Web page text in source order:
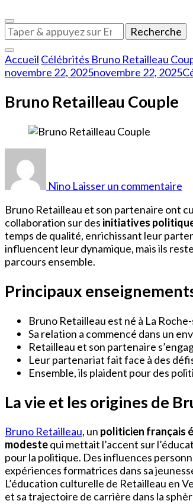
Vous
recherchiez
quelque
chose
?
Accueil Célébrités Bruno Retailleau
novembre 22, 2025novembre 22, 2025
Bruno Retailleau Couple
Nino Laisser un commentaire
Bruno Retailleau et son partenaire ont
collaboration sur des initiatives
temps de qualité, enrichissant leur
influencent leur dynamique, mais ils
parcours ensemble.
Principaux
Bruno Retailleau est né à La
Sa relation a commencé dans un
Retailleau et son partenaire
Leur partenariat fait face à des
Ensemble, ils plaident pour des
La vie et les origines de
Bruno Retailleau, un politicien français
modestequi mettait l’accent sur
pour la politique. Des influences
expériences formatrices dans sa
L’éducation culturelle de Retailleau en
et sa trajectoire de carrière dans la